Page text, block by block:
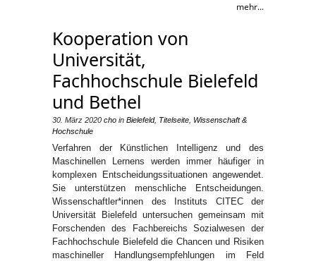
mehr...
Kooperation von
Universität,
Fachhochschule Bielefeld
und Bethel
30. März 2020 cho in Bielefeld, Titelseite Wissenschaft &
Hochschule
Verfahren der Künstlichen Intelligenz und des
Maschinellen Lernens werden immer häufiger in
komplexen Entscheidungssituationen angewendet.
Sie unterstützen menschliche Entscheidungen.
Wissenschaftler*innen des Instituts CITEC der
Universität Bielefeld untersuchen gemeinsam mit
Forschenden des Fachbereichs Sozialwesen der
Fachhochschule Bielefeld die Chancen und Risiken
maschineller Handlungsempfehlungen im Feld